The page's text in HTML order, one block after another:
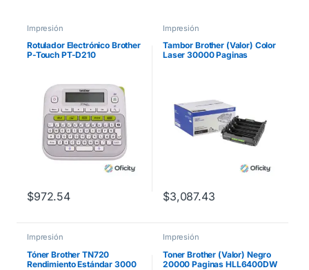
Impresión
Rotulador Electrónico Brother
P-Touch PT-D210
Manual/Escritorio
$972.54
Impresión
Tambor Brother (Valor) Color
Laser 30000 Paginas
$3,087.43
Impresión
Tóner Brother TN720
Rendimiento Estándar 3000
Impresión
Toner Brother (Valor) Negro
20000 Paginas HLL6400DW